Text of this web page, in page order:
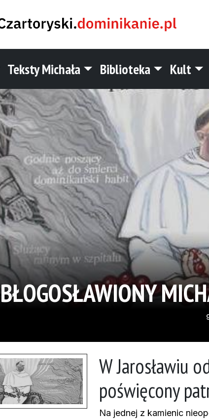
Teksty Michała Biblioteka Kult
BŁOGOSŁAWIONY
W Jarosławiu
poświęcony
Na jednej z kamienic